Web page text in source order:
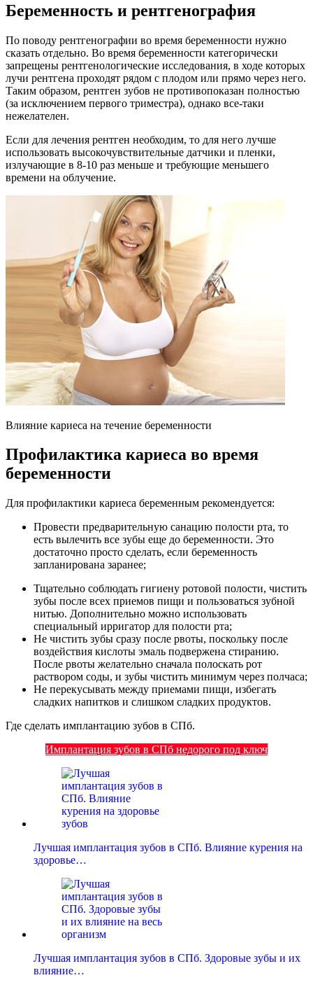
Беременность и рентгенография
По поводу рентгенографии во время беременности нужно
сказать отдельно. Во время беременности категорически
запрещены рентгенологические исследования, в ходе которых
лучи рентгена проходят рядом с плодом или прямо через него.
Таким образом, рентген зубов не противопоказан полностью
(за исключением первого триместра), однако все-таки
нежелателен.
Если для лечения рентген необходим, то для него лучше
использовать высокочувствительные датчики и пленки,
излучающие в 8-10 раз меньше и требующие меньшего
времени на облучение.
Влияние кариеса на течение беременности
Профилактика кариеса во время
беременности
Для профилактики кариеса беременным рекомендуется:
Провести предварительную санацию полости рта, то
есть вылечить все зубы еще до беременности. Это
достаточно просто сделать, если беременность
запланирована заранее;
Тщательно соблюдать гигиену ротовой полости, чистить
зубы после всех приемов пищи и пользоваться зубной
нитью. Дополнительно можно использовать
специальный ирригатор для полости рта;
Не чистить зубы сразу после рвоты, поскольку после
воздействия кислоты эмаль подвержена стиранию.
После рвоты желательно сначала полоскать рот
раствором соды, и зубы чистить минимум через полчаса;
Не перекусывать между приемами пищи, избегать
сладких напитков и слишком сладких продуктов.
Где сделать имплантацию зубов в СПб.
Имплантация зубов в СПб недорого под ключ
Лучшая имплантация зубов в СПб. Влияние курения на
здоровье…
Лучшая имплантация зубов в СПб. Здоровые зубы и их
влияние…